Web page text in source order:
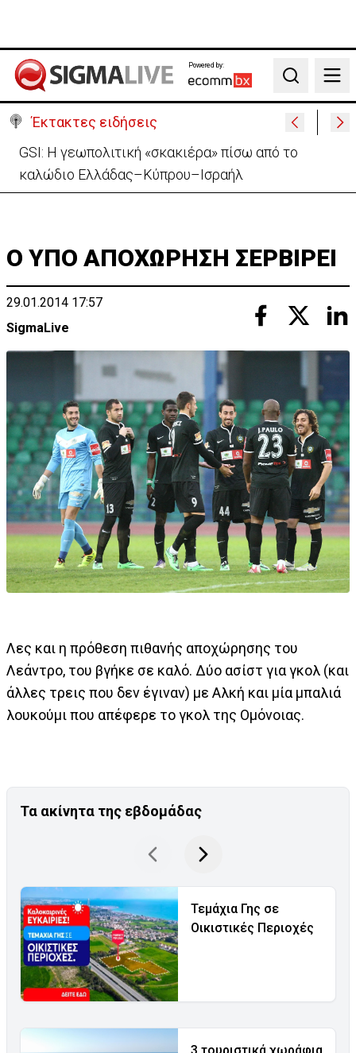
Powered by:
Search
Έκτακτες ειδήσεις
Συντριβή ελικοπτέρου σε βουνοπλαγιά στο Ρίο ντε
Τζανέιρο - 4 νεκροί (BINTEO)
Ο ΥΠΟ ΑΠΟΧΩΡΗΣΗ ΣΕΡΒΙΡΕΙ
29.01.2014 17:57
SigmaLive
Λες και η πρόθεση πιθανής αποχώρησης του
Λεάντρο, του βγήκε σε καλό. Δύο ασίστ για γκολ (και
άλλες τρεις που δεν έγιναν) με Αλκή και μία μπαλιά
λουκούμι που απέφερε το γκολ της Ομόνοιας.
Τα ακίνητα της εβδομάδας
Τεμάχια Γης σε
Οικιστικές Περιοχές